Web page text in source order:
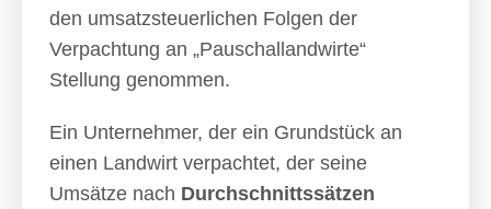
den umsatzsteuerlichen Folgen der
Verpachtung an „Pauschallandwirte“
Stellung genommen.
Ein Unternehmer, der ein Grundstück an
einen Landwirt verpachtet, der seine
Umsätze nach Durchschnittssätzen